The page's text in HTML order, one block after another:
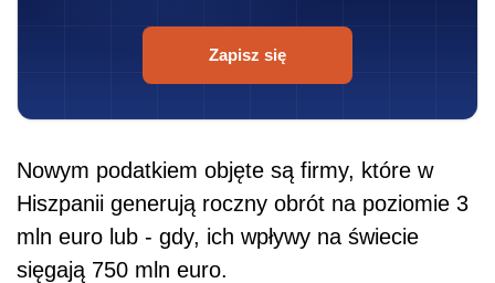
Zapisz się
Nowym podatkiem objęte są firmy, które w
Hiszpanii generują roczny obrót na poziomie 3
mln euro lub - gdy, ich wpływy na świecie
sięgają 750 mln euro.